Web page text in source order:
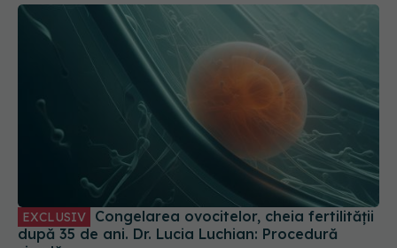
EXCLUSIV Congelarea ovocitelor, cheia fertilității
după 35 de ani. Dr. Lucia Luchian: Procedură
simplă
27 iun 2025, 08:45